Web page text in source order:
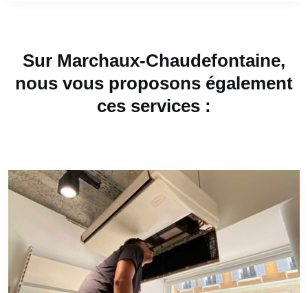
Sur Marchaux-Chaudefontaine,
nous vous proposons également
ces services :